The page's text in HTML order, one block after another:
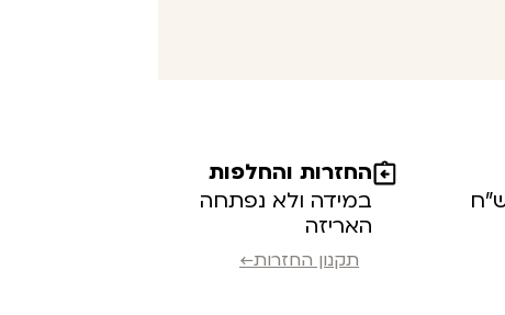
החזרות והחלפות
במידה ולא נפתחה
האריזה
תקנון החזרות←